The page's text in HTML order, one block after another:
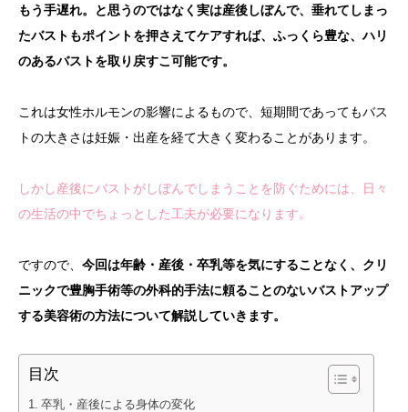
もう手遅れ。と思うのではなく実は産後しぼんで、垂れてしまっ
たバストもポイントを押さえてケアすれば、ふっくら豊な、ハリ
のあるバストを取り戻すこ可能です。
これは女性ホルモンの影響によるもので、短期間であってもバス
トの大きさは妊娠・出産を経て大きく変わることがあります。
しかし産後にバストがしぼんでしまうことを防ぐためには、日々
の生活の中でちょっとした工夫が必要になります。
ですので、 今回は年齢・産後・卒乳等を気にすることなく、クリ
ニックで豊胸手術等の外科的手法に頼ることのないバストアップ
する美容術の方法について解説していきます。
目次
卒乳・産後による身体の変化